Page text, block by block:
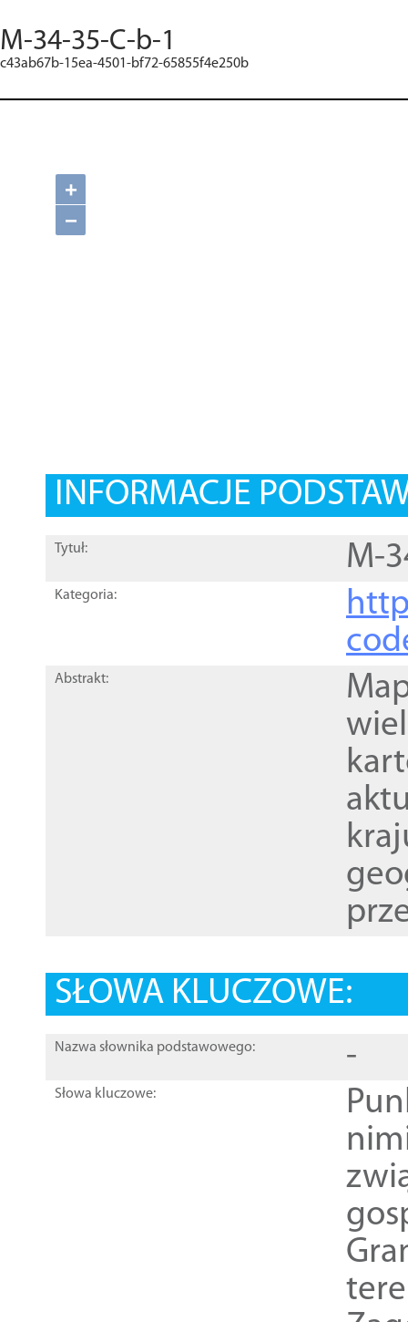
M-34-35-C-b-1
c43ab67b-15ea-4501-bf72-65855f4e250b
+
−
INFORMACJE
Tytuł: M-
Kategoria:
Abstrakt:
SŁOWA KLUCZOWE:
Nazwa słownika podstawowego: -
Słowa kluczowe: